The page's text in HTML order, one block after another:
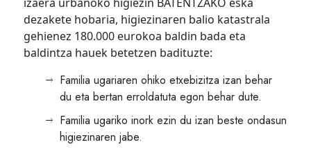
dezakete hobaria, higiezinaren balio katastrala
gehienez 180.000 eurokoa baldin bada eta
baldintza hauek betetzen badituzte:
Familia ugariaren ohiko etxebizitza izan behar
du eta bertan erroldatuta egon behar dute.
Familia ugariko inork ezin du izan beste ondasun
higiezinaren jabe.